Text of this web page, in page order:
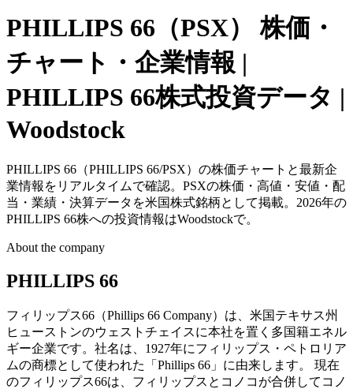
PHILLIPS 66（PSX）
株価・
チャート・企業情報 |
PHILLIPS 66株式投資データ |
Woodstock
PHILLIPS 66（PHILLIPS 66/PSX）の株価チャートと最新企
業情報をリアルタイムで確認。PSXの株価・高値・安値・配
当・業績・決算データを米国株式銘柄として掲載。2026年の
PHILLIPS 66株への投資情報はWoodstockで。
About the company
PHILLIPS 66
フィリップス66（Phillips 66 Company）は、米国テキサス州
ヒューストンのウェストチェイスに本社を置く多国籍エネル
ギー企業です。社名は、1927年にフィリップス・ペトロリア
ムの商標として使われた「Phillips 66」に由来します。 現在
のフィリップス66は、フィリップスとコノコが合併してコノ